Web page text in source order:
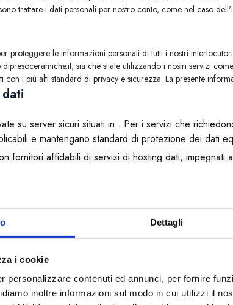
Dettagli
i cookie
personalizzare contenuti ed annunci, per fornire
inoltre informazioni sul modo in cui utilizzi il
trattare i dati personali per nostro conto, come nel caso
proteggere le informazioni personali di tutti i nostri
sia che stiate utilizzando i nostri servizi
con i più alti standard di privacy e sicurezza. La presente
su server sicuri situati in:. Per i servizi che
e mantengano standard di protezione dei dati
fornitori affidabili di servizi di hosting dati, impegnati
a rigorosi standard di protezione dei dati.
terzi, lo facciamo sotto la protezione di accordi sul
sulla protezione dei dati. Questi accordi prevedono che
dati personali. Sarete sempre informati di qualsiasi
a garantire che le vostre informazioni personali siano
di condivisione e divulgazione dei dati personali,